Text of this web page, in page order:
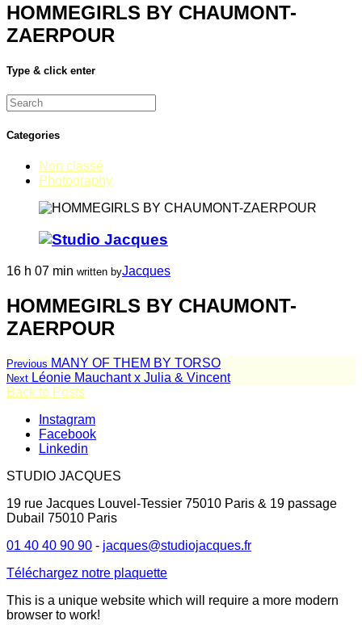
HOMMEGIRLS BY CHAUMONT-
ZAERPOUR
Type & click enter
Search
for:
Categories
Non classé
Photography
16 h 07 min written byJacques
HOMMEGIRLS BY CHAUMONT-
ZAERPOUR
Previous MANY OF THEM BY TORSO
Next Léonie Mauchant x Julia & Vincent
Back to Posts
Instagram
Facebook
Linkedin
STUDIO JACQUES
19 rue Jacques Louvel-Tessier 75010 Paris & 19 passage
Dubail 75010 Paris
01 40 40 90 90 - jacques@studiojacques.fr
Téléchargez notre plaquette
This is a unique website which will require a more modern
browser to work!